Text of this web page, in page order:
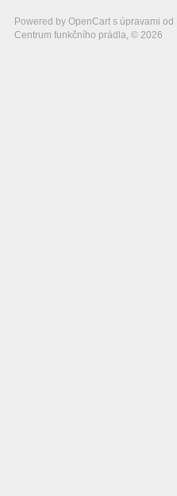
Powered by OpenCart s úpravami od
Centrum funkčního prádla, © 2026